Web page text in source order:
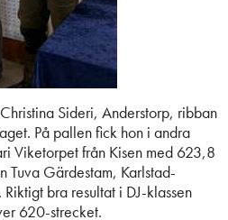
Sideri, Anderstorp, ribban
På pallen fick hon i andra
Viketorpet från Kisen med 623,8
Tuva Gärdestam, Karlstad-
bra resultat i DJ-klassen
620-strecket.